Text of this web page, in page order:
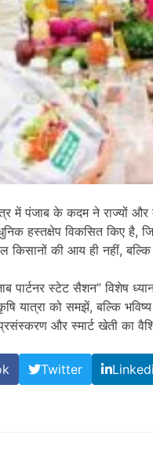
में पंजाब के कदम ने
हस्तक्षेप विकसित किए
की आय ही नहीं, बल्कि
पार्टनर स्टेट सैशन” विशेष
यात्रा को समझें, बल्कि
और स्मार्ट खेती का
Twitter